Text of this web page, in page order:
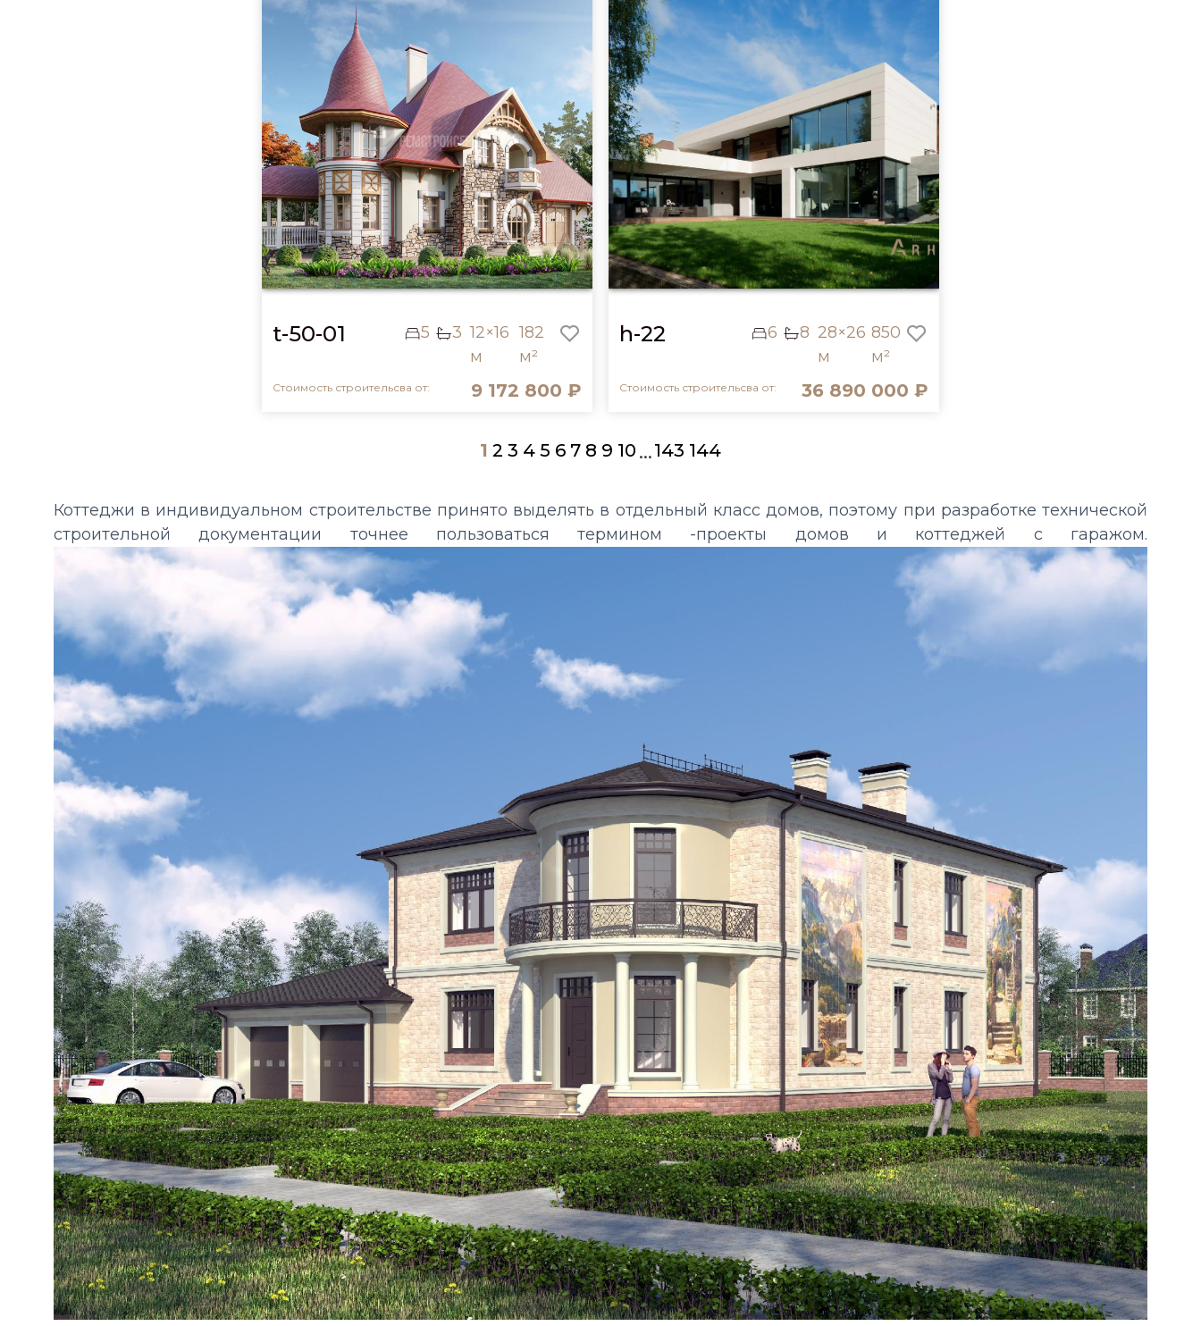
t-50-01 5 3 12×16
м
182
м²
Стоимость строительсва от: 9 172 800 ₽
h-22 6 8 28×26
м
850
м²
Стоимость строительсва от: 36 890 000 ₽
1 2 3 4 5 6 7 8 9 10 ...143 144
Коттеджи в индивидуальном строительстве принято выделять в отдельный класс домов, поэтому при разработке технической
строительной документации точнее пользоваться термином -проекты домов и коттеджей с гаражом.